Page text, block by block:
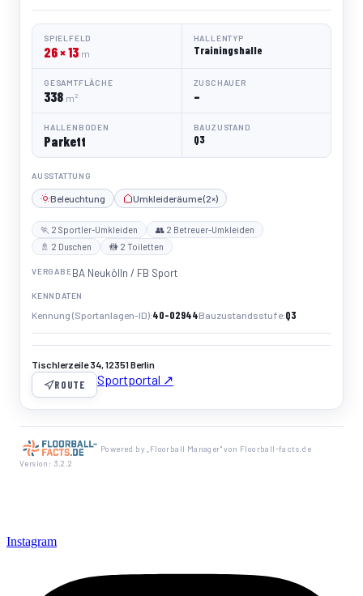
SPIELFELD
26 × 13 m
HALLENTYP
Trainingshalle
GESAMTFLÄCHE
338 m²
ZUSCHAUER
–
HALLENBODEN
Parkett
BAUZUSTAND
Q3
AUSSTATTUNG
Beleuchtung Umkleideräume (2×)
🏃 2 Sportler-Umkleiden
👥 2 Betreuer-Umkleiden
🚿 2 Duschen
🚻 2 Toiletten
VERGABEBA Neukölln / FB Sport
KENNDATEN
Kennung (Sportanlagen-ID) 40-02944Bauzustandsstufe Q3
Tischlerzeile 34, 12351 Berlin
ROUTE Sportportal ↗
Powered by „Floorball Manager" von Floorball-facts.de
Version: 3.2.2
Instagram